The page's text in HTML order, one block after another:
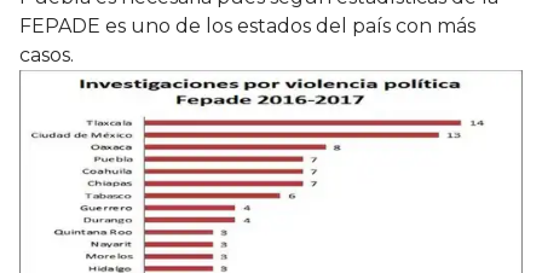
FEPADE es uno de los estados del país con más
casos.